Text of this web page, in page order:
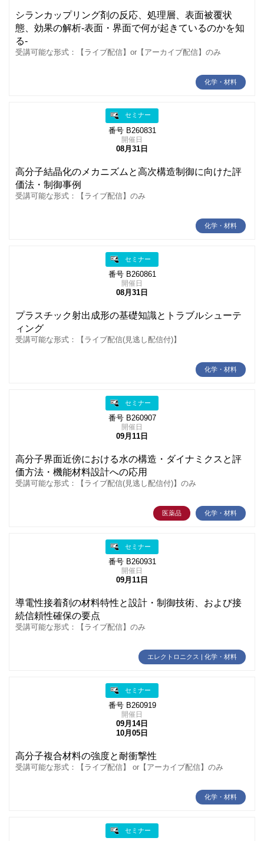
シランカップリング剤の反応、処理層、表面被覆状
態、効果の解析-表面・界面で何が起きているのかを知
る-
受講可能な形式：【ライブ配信】or【アーカイブ配信】のみ
化学・材料
セミナー
番号 B260831
開催日
08月31日
高分子結晶化のメカニズムと高次構造制御に向けた評
価法・制御事例
受講可能な形式：【ライブ配信】のみ
化学・材料
セミナー
番号 B260861
開催日
08月31日
プラスチック射出成形の基礎知識とトラブルシューテ
ィング
受講可能な形式：【ライブ配信(見逃し配信付)】
化学・材料
セミナー
番号 B260907
開催日
09月11日
高分子界面近傍における水の構造・ダイナミクスと評
価方法・機能材料設計への応用
受講可能な形式：【ライブ配信(見逃し配信付)】のみ
医薬品 化学・材料
セミナー
番号 B260931
開催日
09月11日
導電性接着剤の材料特性と設計・制御技術、および接
続信頼性確保の要点
受講可能な形式：【ライブ配信】のみ
エレクトロニクス | 化学・材料
セミナー
番号 B260919
開催日
09月14日
10月05日
高分子複合材料の強度と耐衝撃性
受講可能な形式：【ライブ配信】 or【アーカイブ配信】のみ
化学・材料
セミナー